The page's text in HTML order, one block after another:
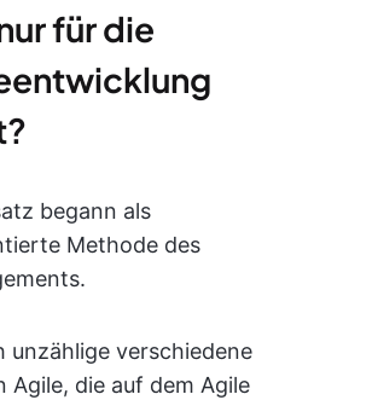
für die
begann als
Methode des
unzählige verschiedene
Agile, die auf dem Agile